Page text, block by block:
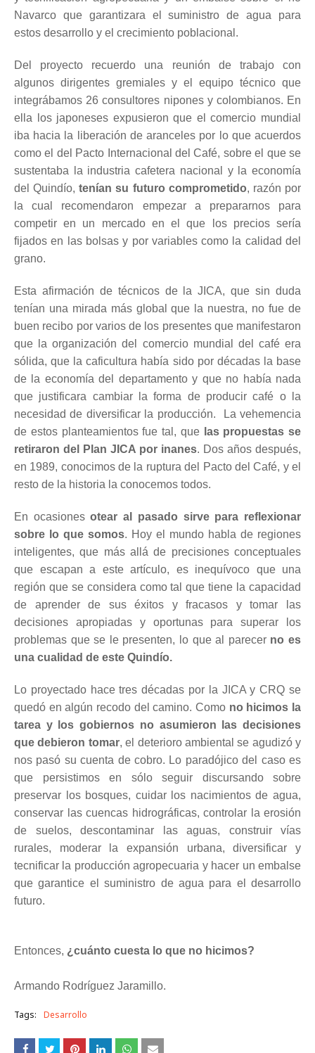
Navarco que garantizara el suministro de agua para
estos desarrollo y el crecimiento poblacional.
Del proyecto recuerdo una reunión de trabajo con
algunos dirigentes gremiales y el equipo técnico que
integrábamos 26 consultores nipones y colombianos. En
ella los japoneses expusieron que el comercio mundial
iba hacia la liberación de aranceles por lo que acuerdos
como el del Pacto Internacional del Café, sobre el que se
sustentaba la industria cafetera nacional y la economía
del Quindío,tenían su futuro comprometido, razón por
la cual recomendaron empezar a prepararnos para
competir en un mercado en el que los precios sería
fijados en las bolsas y por variables como la calidad del
grano.
Esta afirmación de técnicos de la JICA, que sin duda
tenían una mirada más global que la nuestra, no fue de
buen recibo por varios de los presentes que manifestaron
que la organización del comercio mundial del café era
sólida, que la caficultura había sido por décadas la base
de la economía del departamento y que no había nada
que justificara cambiar la forma de producir café o la
necesidad de diversificar la producción. La vehemencia
de estos planteamientos fue tal, que las propuestas se
retiraron del Plan JICA por inanes. Dos años después,
en 1989, conocimos de la ruptura del Pacto del Café, y el
resto de la historia la conocemos todos.
En ocasionesotear al pasado sirve para reflexionar
sobre lo que somos. Hoy el mundo habla de regiones
inteligentes, que más allá de precisiones conceptuales
que escapan a este artículo, es inequívoco que una
región que se considera como tal que tiene la capacidad
de aprender de sus éxitos y fracasos y tomar las
decisiones apropiadas y oportunas para superar los
problemas que se le presenten, lo que al parecer no es
una cualidad de este Quindío.
Lo proyectado hace tres décadas por la JICA y CRQ se
quedó en algún recodo del camino. Como no hicimos la
tarea y los gobiernos no asumieron las decisiones
que debieron tomar, el deterioro ambiental se agudizó y
nos pasó su cuenta de cobro. Lo paradójico del caso es
que persistimos en sólo seguir discursando sobre
preservar los bosques, cuidar los nacimientos de agua,
conservar las cuencas hidrográficas, controlar la erosión
de suelos, descontaminar las aguas, construir vías
rurales, moderar la expansión urbana, diversificar y
tecnificar la producción agropecuaria y hacer un embalse
que garantice el suministro de agua para el desarrollo
futuro.
Entonces, ¿cuánto cuesta lo que no hicimos?
Armando Rodríguez Jaramillo.
Tags: Desarrollo